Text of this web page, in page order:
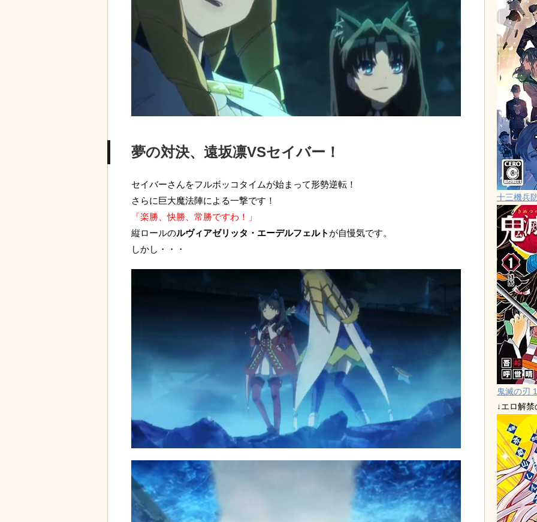
夢の対決、遠坂凛VSセイバー！
セイバーさんをフルボッコタイムが始まって形勢逆転！
さらに巨大魔法陣による一撃です！
「楽勝、快勝、常勝ですわ！」
縦ロールのルヴィアゼリッタ・エーデルフェルト が自慢気です。
しかし・・・
十三機兵
鬼滅の刃
↓エロ解